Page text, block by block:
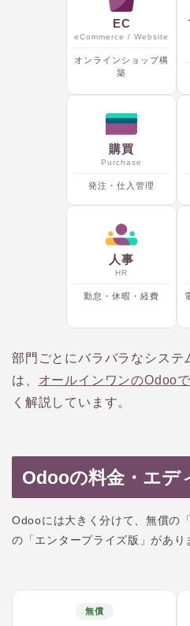
EC
eCommerce / Website
オンラインショップ構
築
購買
Purchase
発注・仕入管理
人事
HR
勤怠・休暇・経費
部門ごとにバラバラなシステ
は、 オールインワンのOdoo
く解説しています。
Odooの料金・エデ
Odooには大きく分けて、無償の
の「エンタープライズ版」があり
無償